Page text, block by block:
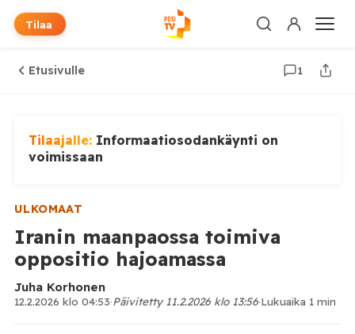
Tilaa
Etusivulle 1
Tilaajalle: Informaatiosodankäynti on
voimissaan
ULKOMAAT
Iranin maanpaossa toimiva
oppositio hajoamassa
Juha Korhonen
12.2.2026 klo 04:53·Päivitetty 11.2.2026 klo 13:56·Lukuaika 1 min